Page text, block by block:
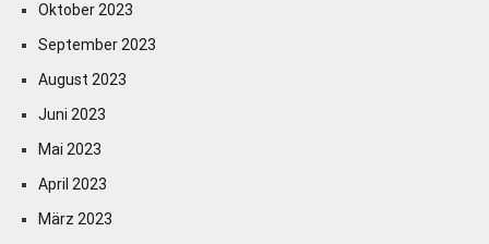
Oktober 2023
September 2023
August 2023
Juni 2023
Mai 2023
April 2023
März 2023